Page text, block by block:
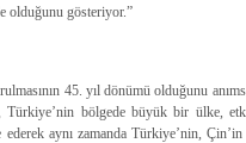
olduğunu gösteriyor.”
45. yıl dönümü olduğunu
Türkiye’nin bölgede büyük bir ülke,
aynı zamanda Türkiye’nin,